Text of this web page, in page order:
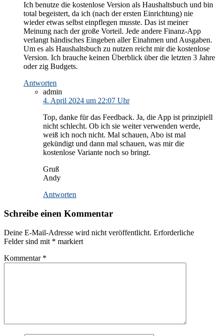
Ich benutze die kostenlose Version als Haushaltsbuch und bin
total begeistert, da ich (nach der ersten Einrichtung) nie
wieder etwas selbst einpflegen musste. Das ist meiner
Meinung nach der große Vorteil. Jede andere Finanz-App
verlangt händisches Eingeben aller Einahmen und Ausgaben.
Um es als Haushaltsbuch zu nutzen reicht mir die kostenlose
Version. Ich brauche keinen Überblick über die letzten 3 Jahre
oder zig Budgets.
Antworten
admin
4. April 2024 um 22:07 Uhr
Top, danke für das Feedback. Ja, die App ist prinzipiell
nicht schlecht. Ob ich sie weiter verwenden werde,
weiß ich noch nicht. Mal schauen, Abo ist mal
gekündigt und dann mal schauen, was mir die
kostenlose Variante noch so bringt.
Gruß
Andy
Antworten
Schreibe einen Kommentar
Deine E-Mail-Adresse wird nicht veröffentlicht. Erforderliche
Felder sind mit * markiert
Kommentar *